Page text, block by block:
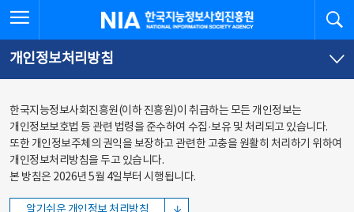
바로가기
바로가기
한국지능정보사회진흥원
개인정보처리방침
한국지능정보사회진흥원(이하 진흥원)이 취급하는 모든 개인정보는
개인정보보호법 등 관련 법령을 준수하여 수집·보유 및 처리되고 있습니다.
또한 개인정보주체의 권익을 보장하고 관련한 고충을 원활히 처리하기 위하여
개인정보처리방침을 두고 있습니다.
본 방침은 2026년 5월 4일부터 시행됩니다.